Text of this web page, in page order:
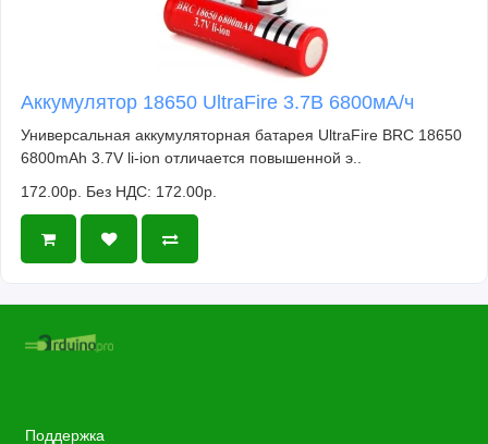
Аккумулятор 18650 UltraFire 3.7В 6800мА/ч
Универсальная аккумуляторная батарея UltraFire BRC 18650
6800mAh 3.7V li-ion отличается повышенной э..
172.00р. Без НДС: 172.00р.
Поддержка